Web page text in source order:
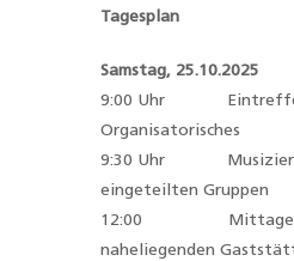
Tagesplan
Samstag, 25.10.2025
9:00 Uhr Eintreffen
Organisatorisches
9:30 Uhr
eingeteilten Gruppen
12:00
naheliegenden